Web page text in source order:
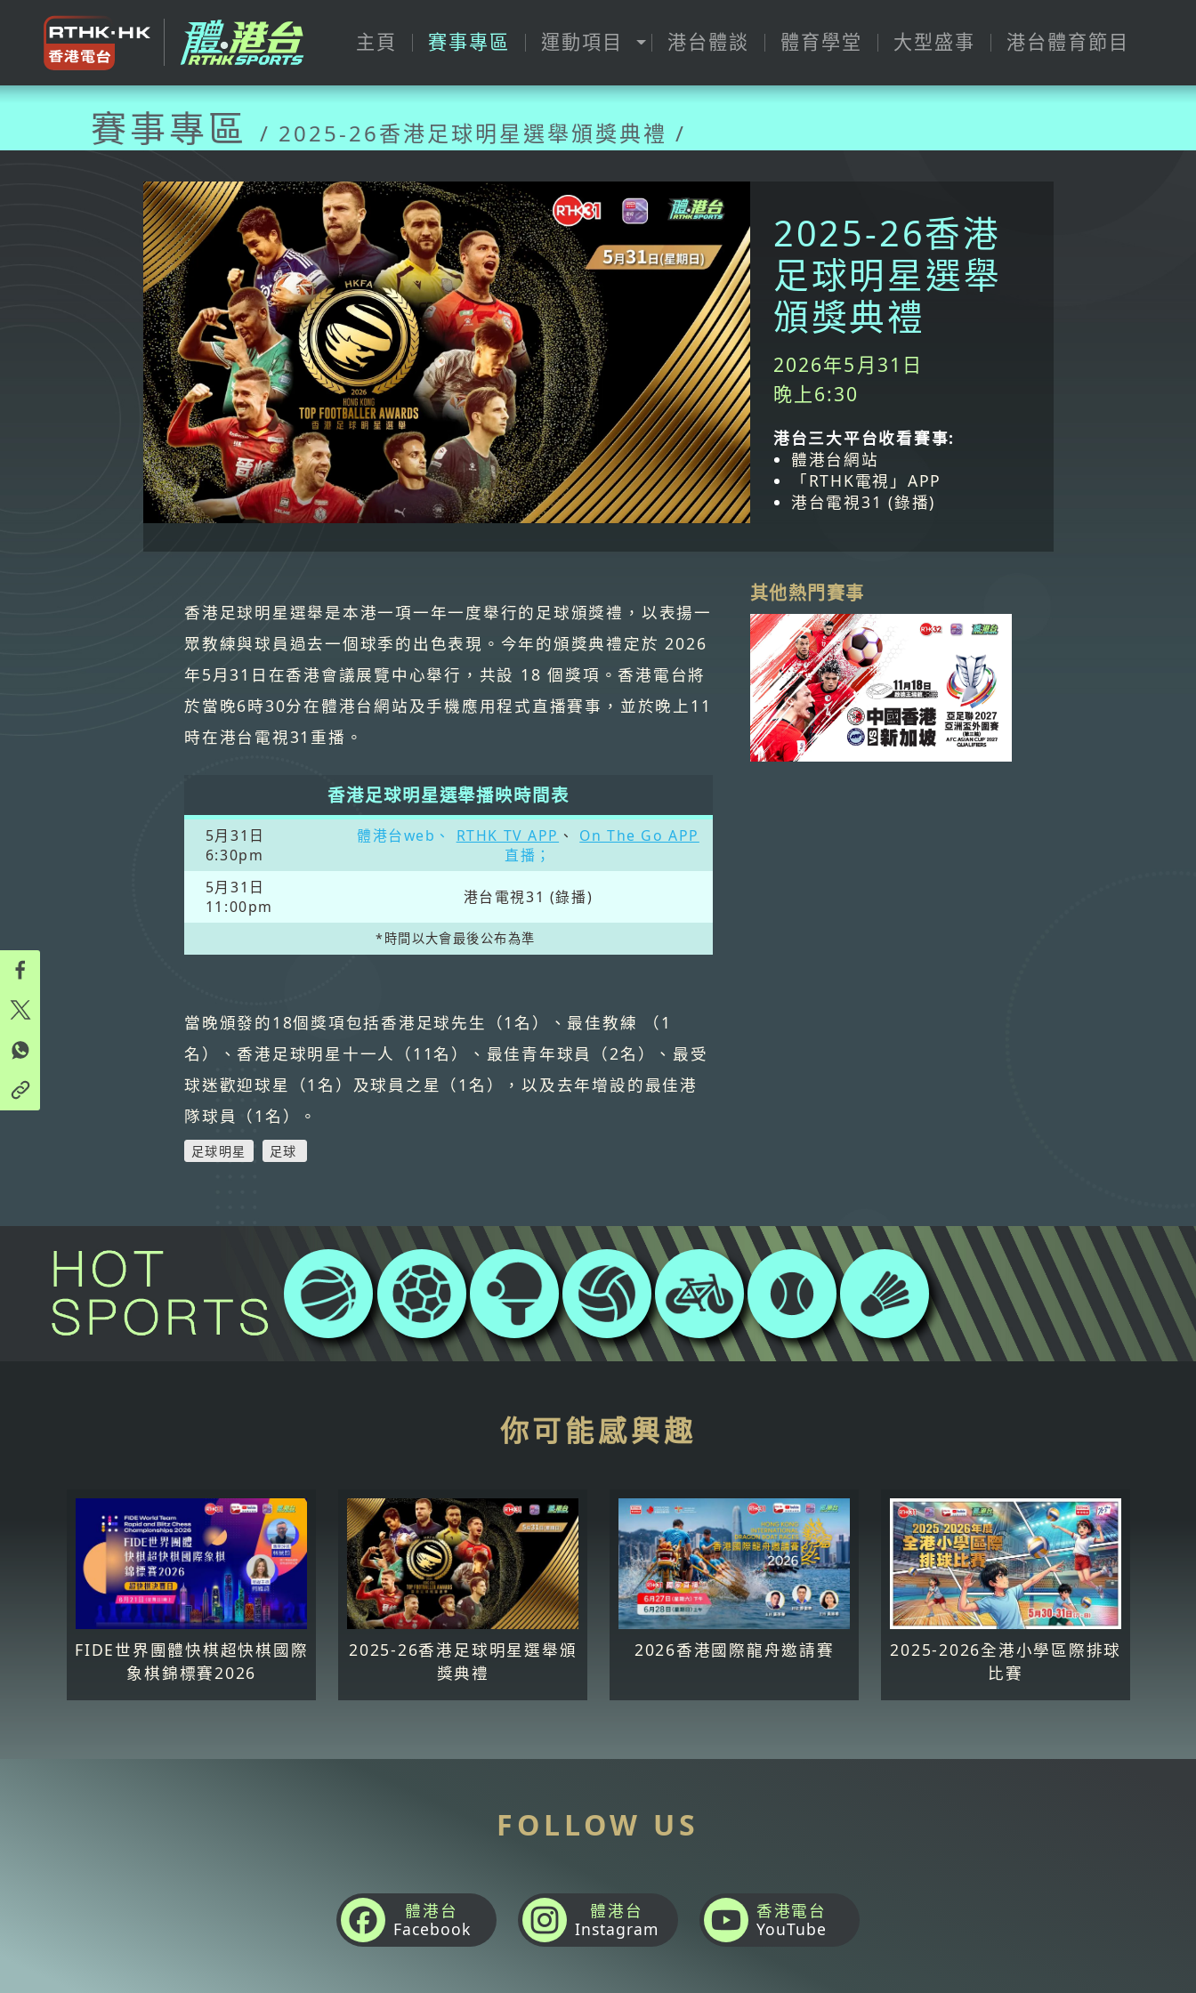
主頁 賽事專區 運動項目 港台體談 體育學堂 大型盛事 港台體育節目
賽事專區 / 2025-26香港足球明星選舉頒獎典禮 /
2025-26香港
足球明星選舉
頒獎典禮
2026年5月31日
晚上6:30
港台三大平台收看賽事:
體港台網站
「RTHK電視」APP
港台電視31 (錄播)
香港足球明星選舉是本港一項一年一度舉行的足球頒獎禮，以表揚一
眾教練與球員過去一個球季的出色表現。今年的頒獎典禮定於 2026
年5月31日在香港會議展覽中心舉行，共設 18 個獎項。香港電台將
於當晚6時30分在體港台網站及手機應用程式直播賽事，並於晚上11
時在港台電視31重播。
香港足球明星選舉播映時間表
5月31日
6:30pm
體港台web、 RTHK TV APP 、 On The Go APP
直播；
5月31日
11:00pm
港台電視31 (錄播)
*時間以大會最後公布為準
當晚頒發的18個獎項包括香港足球先生（1名）、最佳教練 （1
名）、香港足球明星十一人（11名）、最佳青年球員（2名）、最受
球迷歡迎球星（1名）及球員之星（1名），以及去年增設的最佳港
隊球員（1名）。
足球明星 足球
其他熱門賽事
你可能感興趣
FIDE世界團體快棋超快棋國際
象棋錦標賽2026
2025-26香港足球明星選舉頒
獎典禮
2026香港國際龍舟邀請賽
2025-2026全港小學區際排球
比賽
FOLLOW US
體港台
Facebook
體港台
Instagram
香港電台
YouTube